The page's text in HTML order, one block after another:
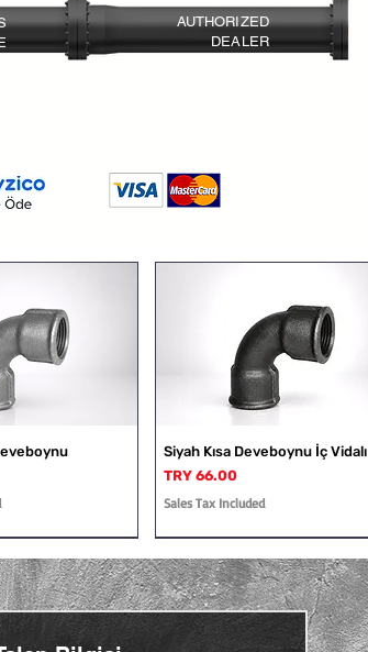
AUTHORIZED
DEALER
Siyah Kısa Deveboynu İç Vidalı
Price
TRY 66.00
Sales Tax Included